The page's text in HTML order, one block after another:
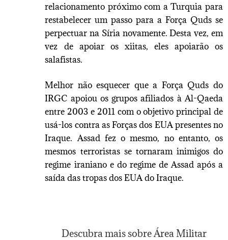
relacionamento próximo com a Turquia para
restabelecer um passo para a Força Quds se
perpectuar na Síria novamente. Desta vez, em
vez de apoiar os xiitas, eles apoiarão os
salafistas.
Melhor não esquecer que a Força Quds do
IRGC apoiou os grupos afiliados à Al-Qaeda
entre 2003 e 2011 com o objetivo principal de
usá-los contra as Forças dos EUA presentes no
Iraque. Assad fez o mesmo, no entanto, os
mesmos terroristas se tornaram inimigos do
regime iraniano e do regime de Assad após a
saída das tropas dos EUA do Iraque.
Descubra mais sobre Área Militar